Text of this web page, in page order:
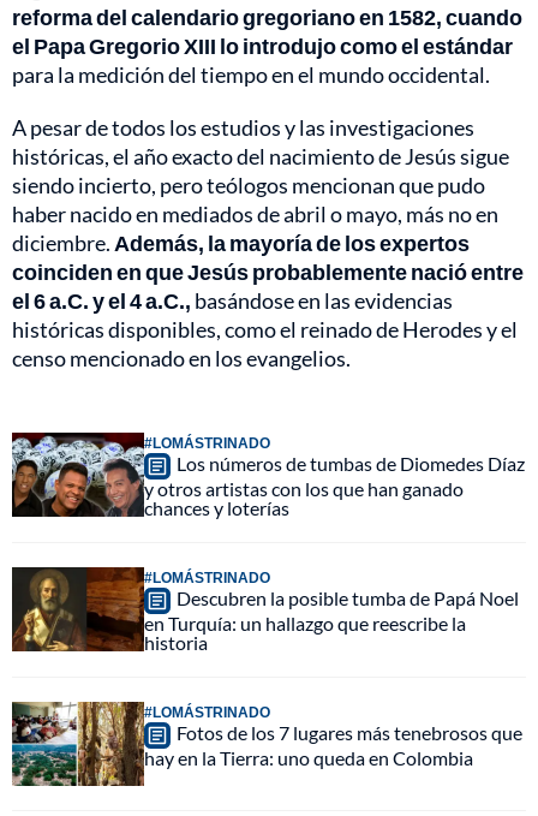
reforma del calendario gregoriano en 1582, cuando
el Papa Gregorio XIII lo introdujo como el estándar
para la medición del tiempo en el mundo occidental.
A pesar de todos los estudios y las investigaciones
históricas, el año exacto del nacimiento de Jesús sigue
siendo incierto, pero teólogos mencionan que pudo
haber nacido en mediados de abril o mayo, más no en
diciembre. Además, la mayoría de los expertos
coinciden en que Jesús probablemente nació entre
el 6 a.C. y el 4 a.C., basándose en las evidencias
históricas disponibles, como el reinado de Herodes y el
censo mencionado en los evangelios.
#LOMÁSTRINADO
Los números de tumbas de Diomedes Díaz
y otros artistas con los que han ganado
chances y loterías
#LOMÁSTRINADO
Descubren la posible tumba de Papá Noel
en Turquía: un hallazgo que reescribe la
historia
#LOMÁSTRINADO
Fotos de los 7 lugares más tenebrosos que
hay en la Tierra: uno queda en Colombia